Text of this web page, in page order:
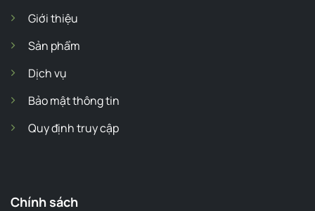
Giới thiệu
Sản phẩm
Dịch vụ
Bảo mật thông tin
Quy định truy cập
Chính sách